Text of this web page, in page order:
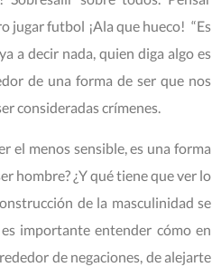
jugar futbol ¡Ala que hueco! “Es
a decir nada, quien diga algo es
de una forma de ser que nos
consideradas crímenes.
el menos sensible, es una forma
hombre? ¿Y qué tiene que ver lo
de la masculinidad se
importante entender cómo en
de negaciones, de alejarte